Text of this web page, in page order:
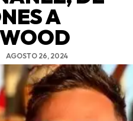
A
AGOSTO 26, 2024